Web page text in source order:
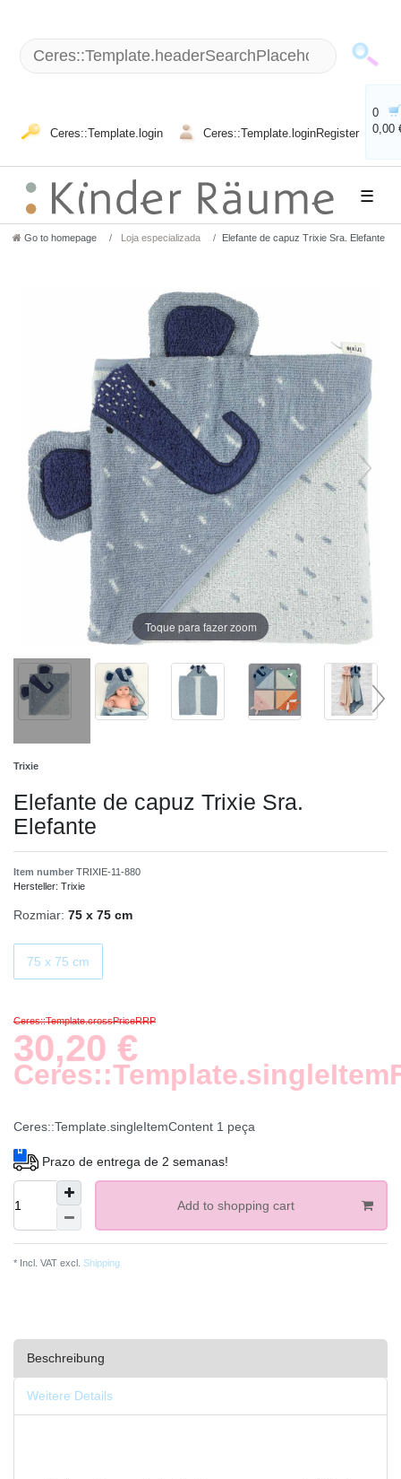
Ceres::Template.login Ceres::Template.loginRegister
0
0,00
☰
Go to homepage Loja especializada Elefante de capuz Trixie Sra. Elefante
Toque para fazer zoom
Trixie
Elefante de capuz Trixie Sra.
Elefante
Item number TRIXIE-11-880
Hersteller: Trixie
Rozmiar: 75 x 75 cm
75 x 75 cm
Ceres::Template.crossPriceRRP
30,20 €
Ceres::Template.singleItemContent 1 peça
Prazo de entrega de 2 semanas!
Add to shopping cart
* Incl. VAT excl. Shipping
Beschreibung
Weitere Details